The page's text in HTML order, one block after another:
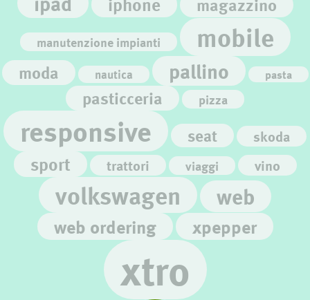
manutenzione impianti mobile
moda nautica pallino pasta
pasticceria pizza
responsive seat skoda
sport trattori viaggi vino
volkswagen web
web ordering xpepper
xtro